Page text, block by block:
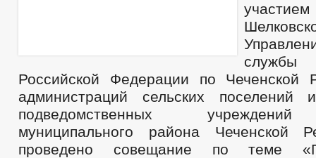
службы
Российской Федерации по Чеченской
администраций сельских поселений
подведомственных учреждений
муниципального района Чеченской
проведено совещание по теме